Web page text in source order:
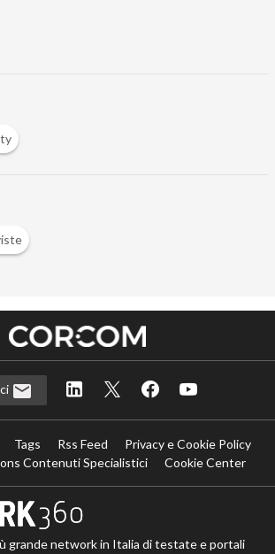
Tags Rss Feed
Privacy e Cookie Policy
Contenuti Specialistici
Cookie Center
grande network in Italia di testate e portali